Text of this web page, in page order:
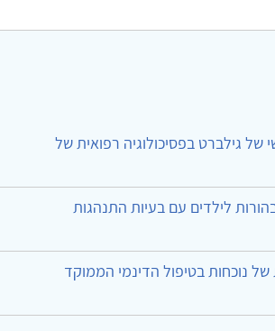
של גילברט בפסיכולוגיה רפואית של
לילדים עם בעיות התנהגות